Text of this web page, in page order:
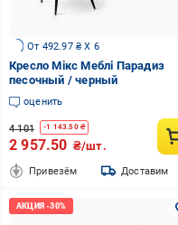
От 492.97 ₴ X 6
Кресло Мікс Меблі Парадиз
песочный / черный
оценить
4 101 -1 143.50₴
2 957.50 ₴/шт.
Привезём Доставим